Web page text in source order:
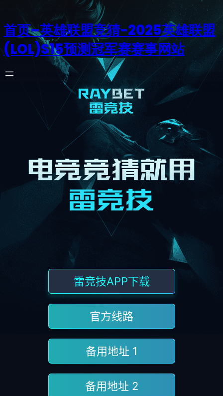
首页–英雄联盟竞猜-2025英雄联盟
(LOL)S15预测冠军赛赛事网站